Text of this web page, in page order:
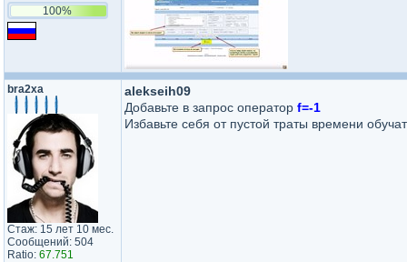
100%
bra2xa
Стаж: 15 лет 10 мес.
Сообщений: 504
Ratio: 67.751
alekseih09
Добавьте в запрос оператор f=-1
Избавьте себя от пустой траты времени